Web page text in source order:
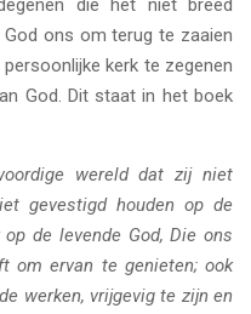
die het niet breed
ons om terug te zaaien
kerk te zegenen
God. Dit staat in het boek
wereld dat zij niet
gevestigd houden op de
de levende God, Die ons
om ervan te genieten; ook
werken, vrijgevig te zijn en